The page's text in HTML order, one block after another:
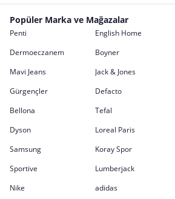
Popüler Marka ve Mağazalar
Penti English Home
Dermoeczanem
Boyner
Mavi Jeans
Jack & Jones
Gürgençler
Defacto
Bellona
Tefal
Dyson
Loreal Paris
Samsung
Koray Spor
Sportive
Lumberjack
Nike
adidas